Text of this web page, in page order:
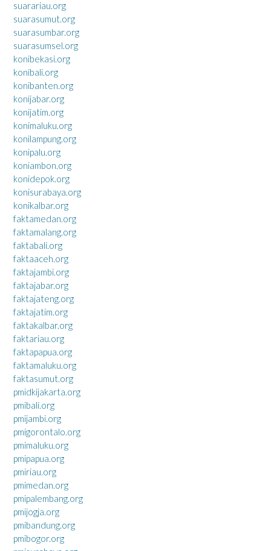
suarariau.org
suarasumut.org
suarasumbar.org
suarasumsel.org
konibekasi.org
konibali.org
konibanten.org
konijabar.org
konijatim.org
konimaluku.org
konilampung.org
konipalu.org
koniambon.org
konidepok.org
konisurabaya.org
konikalbar.org
faktamedan.org
faktamalang.org
faktabali.org
faktaaceh.org
faktajambi.org
faktajabar.org
faktajateng.org
faktajatim.org
faktakalbar.org
faktariau.org
faktapapua.org
faktamaluku.org
faktasumut.org
pmidkijakarta.org
pmibali.org
pmijambi.org
pmigorontalo.org
pmimaluku.org
pmipapua.org
pmiriau.org
pmimedan.org
pmipalembang.org
pmijogja.org
pmibandung.org
pmibogor.org